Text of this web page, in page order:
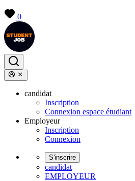
0
candidat
Inscription
Connexion espace étudiant
Employeur
Inscription
Connexion
S'inscrire
candidat
EMPLOYEUR